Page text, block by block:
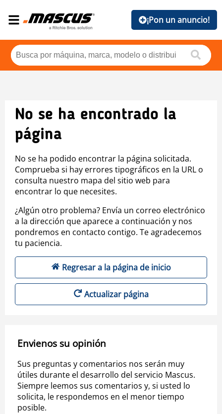
¡Pon un anuncio!
No se ha encontrado la
página
No se ha podido encontrar la página solicitada.
Comprueba si hay errores tipográficos en la URL o
consulta nuestro mapa del sitio web para
encontrar lo que necesites.
¿Algún otro problema? Envía un correo electrónico
a la dirección que aparece a continuación y nos
pondremos en contacto contigo. Te agradecemos
tu paciencia.
Regresar a la página de inicio
Actualizar página
Envienos su opinión
Sus preguntas y comentarios nos serán muy
útiles durante el desarrollo del servicio Mascus.
Siempre leemos sus comentarios y, si usted lo
solicita, le respondemos en el menor tiempo
posible.